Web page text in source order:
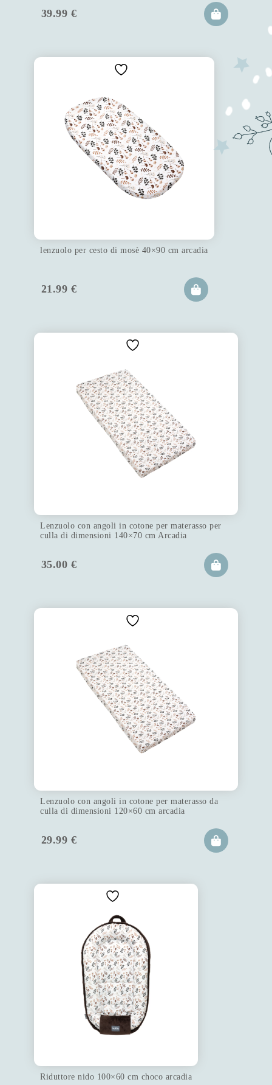
39.99 €
lenzuolo per cesto di mosè 40×90 cm arcadia
21.99 €
Lenzuolo con angoli in cotone per materasso per
culla di dimensioni 140×70 cm Arcadia
35.00 €
Lenzuolo con angoli in cotone per materasso da
culla di dimensioni 120×60 cm arcadia
29.99 €
Riduttore nido 100×60 cm choco arcadia